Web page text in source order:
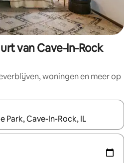
van Cave-In-Rock
woningen en meer op
beschikbaar zijn, maak je een keuze